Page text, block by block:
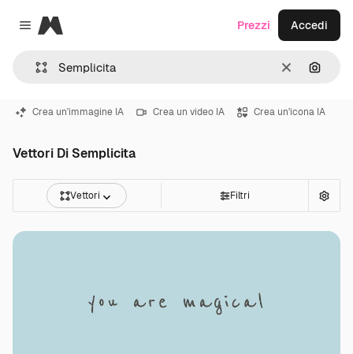
Close menu
Magnific
CancellaCerca
Prezzi Accedi
Crea un'immagine IA Crea un video IA Crea un'icona IA
Vettori Di Semplicita
Vettori Filtri